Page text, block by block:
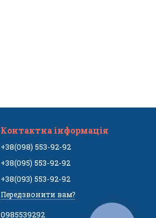
Контактна інформація
+38(098) 553-92-92
+38(095) 553-92-92
+38(093) 553-92-92
Передзвонити вам?
0985539292